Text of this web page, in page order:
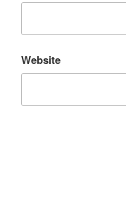
Website